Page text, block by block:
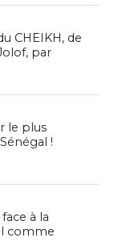
CHEIKH, de
par
le plus
!
à la
comme